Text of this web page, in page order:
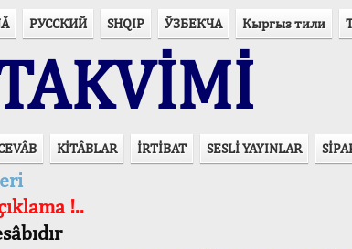
РУССКИЙ SHQIP ЎЗБЕКЧА Кыргыз тили
KİTÂBLAR İRTİBAT SESLİ YAYINLAR
!..